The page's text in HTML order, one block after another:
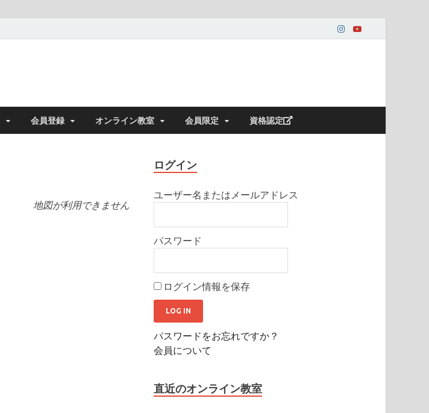
会員登録 オンライン教室 会員限定 資格認定
地図が利用できません
ログイン
ユーザー名またはメールアドレス
パスワード
ログイン情報を保存
パスワードをお忘れですか？
会員について
直近のオンライン教室